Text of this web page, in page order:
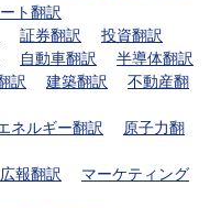
ト翻訳
証券翻訳
投資翻訳
自動車翻訳
半導体翻訳
訳 建築翻訳
不動産翻
ネルギー翻訳
原子力翻
広報翻訳
マーケティング